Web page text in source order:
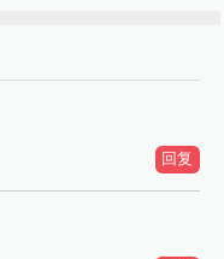
回复